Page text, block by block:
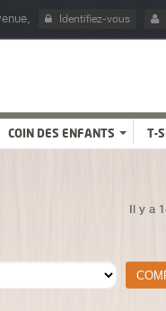
Identifiez-vous
COIN DES ENFANTS T-
Il y a